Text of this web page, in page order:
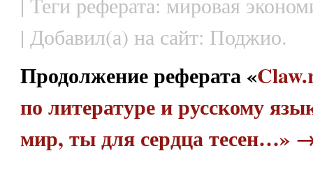
| Добавил(а) на сайт: Поджио.
Продолжение реферата «
по литературе и русскому
мир, ты для сердца тесен…»